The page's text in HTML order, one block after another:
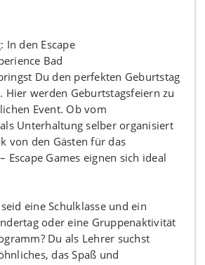
: In den Escape
Bad
Du den perfekten Geburtstag
Hier werden Geburtstagsfeiern zu
Event. Ob vom
Unterhaltung selber organisiert
von den Gästen für das
Escape Games eignen sich ideal
eine Schulklasse und ein
oder eine Gruppenaktivität
Du als Lehrer suchst
das Spaß und